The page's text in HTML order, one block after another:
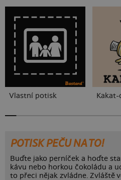
Vlastní potisk Kakat-
POTISK PEČU NA TO!
Buďte jako perníček a hoďte
kávu nebo horkou čokoládu a
to přeci nějak zvládne. Zvláště